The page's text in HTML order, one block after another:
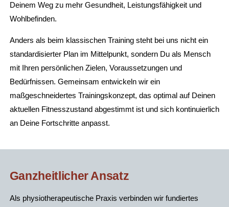
Deinem Weg zu mehr Gesundheit, Leistungsfähigkeit und
Wohlbefinden.
Anders als beim klassischen Training steht bei uns nicht ein
standardisierter Plan im Mittelpunkt, sondern Du als Mensch
mit Ihren persönlichen Zielen, Voraussetzungen und
Bedürfnissen. Gemeinsam entwickeln wir ein
maßgeschneidertes Trainingskonzept, das optimal auf Deinen
aktuellen Fitnesszustand abgestimmt ist und sich kontinuierlich
an Deine Fortschritte anpasst.
Ganzheitlicher Ansatz
Als physiotherapeutische Praxis verbinden wir fundiertes